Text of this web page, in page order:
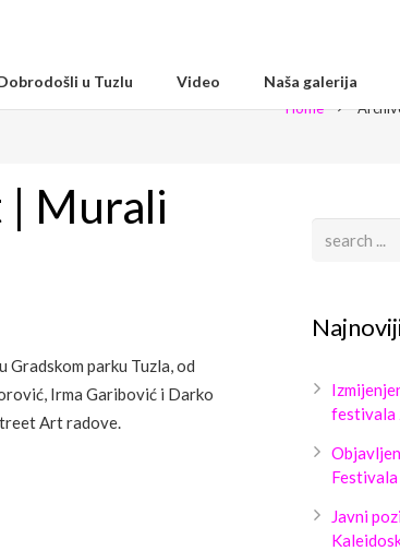
u Tuzlu Video Naša galerija
Home
| Murali
parku Tuzla, od
Irma Garibović i Darko
Art radove.
festivala
Javni